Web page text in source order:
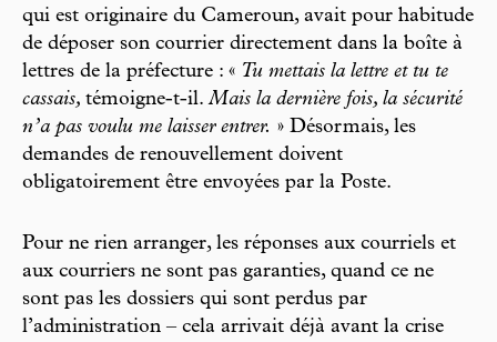
qui est originaire du Cameroun, avait pour habitude
de déposer son courrier directement dans la boîte à
lettres de la préfecture : « Tu mettais la lettre et tu te
cassais, témoigne-t-il.Mais la dernière fois, la sécurité
n’a pas voulu me laisser entrer. » Désormais, les
demandes de renouvellement doivent
obligatoirement être envoyées par la Poste.
Pour ne rien arranger, les réponses aux courriels et
aux courriers ne sont pas garanties, quand ce ne
sont pas les dossiers qui sont perdus par
l’administration – cela arrivait déjà avant la crise